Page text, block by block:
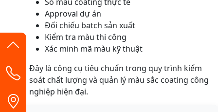
Approval dự án
Đối chiếu batch sản xuất
Kiểm tra màu thi công
Xác minh mã màu kỹ thuật
Đây là công cụ tiêu chuẩn trong quy trình kiểm
soát chất lượng và quản lý màu sắc coating công
nghiệp hiện đại.